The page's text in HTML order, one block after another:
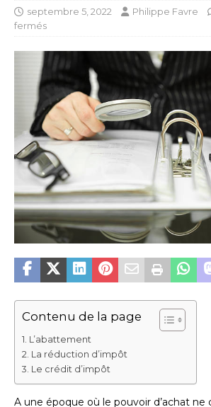
septembre 5, 2022 Philippe Favre
fermés
Contenu de la page
L’abattement
La réduction d’impôt
Le crédit d’impôt
A une époque où le pouvoir d’achat ne